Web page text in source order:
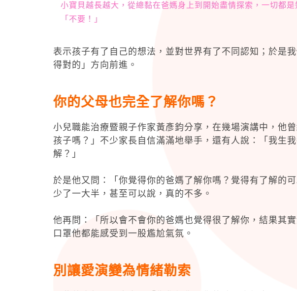
小寶貝越長越大，從總黏在爸媽身上到開始盡情探索，一切都
「不要！」
表示孩子有了自己的想法，並對世界有了不同認知；於是
得對的」方向前進。
你的父母也完全了解你嗎？
小兒職能治療暨親子作家黃彥鈞分享，在幾場演講中，他
孩子嗎？」不少家長自信滿滿地舉手，還有人說：「我生
解？」
於是他又問：「你覺得你的爸媽了解你嗎？覺得有了解的
少了一大半，甚至可以說，真的不多。
他再問：「所以會不會你的爸媽也覺得很了解你，結果其
口罩他都能感受到一股尷尬氣氛。
別讓愛演變為情緒勒索